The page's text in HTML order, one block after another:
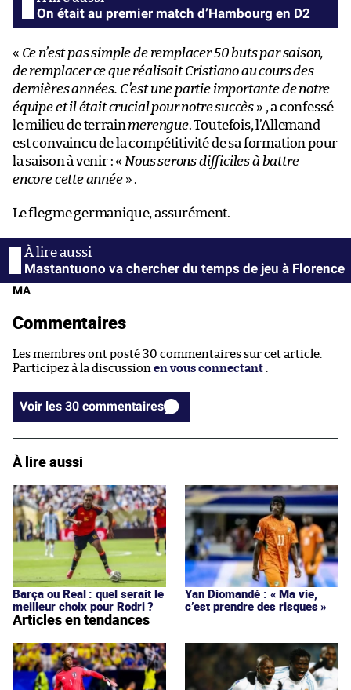
On était au premier match d’Hambourg en D2
« Ce n’est pas simple de remplacer 50 buts par saison,
de remplacer ce que réalisait Cristiano au cours des
dernières années. C’est une partie importante de notre
équipe et il était crucial pour notre succès » , a confessé
le milieu de terrain merengue. Toutefois, l’Allemand
est convaincu de la compétitivité de sa formation pour
la saison à venir : « Nous serons difficiles à battre
encore cette année» .
Le flegme germanique, assurément.
Mastantuono va chercher du temps de jeu à Florence
MA
Commentaires
Les membres ont posté 30 commentaires sur cet article.
Participez à la discussion en vous connectant
Voir les 30 commentaires
À lire aussi
Barça ou Real : quel serait le
meilleur choix pour Rodri ?
Yan Diomandé : « Ma vie,
c’est prendre des risques »
Articles en tendances